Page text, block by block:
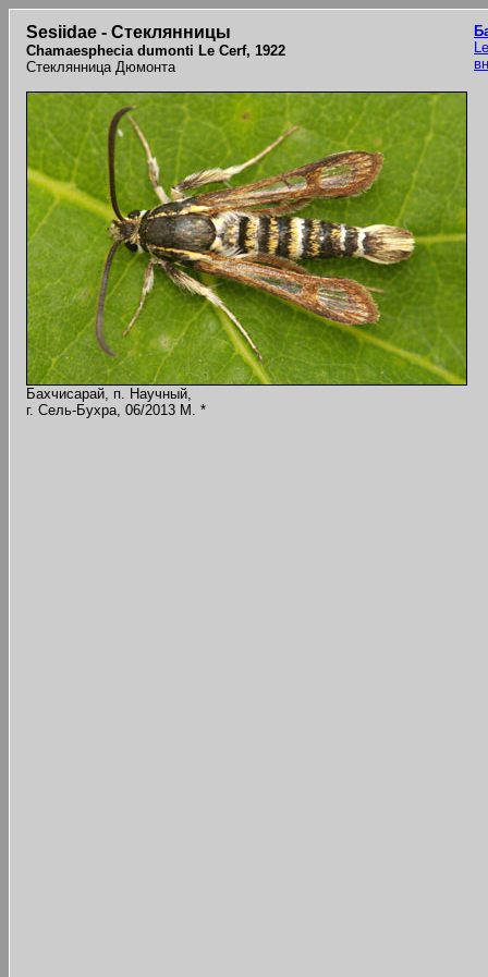
Sesiidae - Стеклянницы
Chamaesphecia dumonti Le Cerf, 1922
Стеклянница Дюмонта
Бахчисарай, п. Научный,
г. Сель-Бухра, 06/2013 M. *